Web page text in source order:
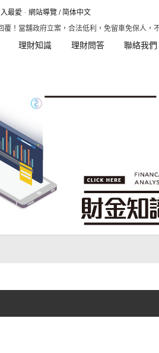
最愛 網站導覽 /简体中文
政府立案，合法低利，免留車免保人，不
理財知識 理財問答 聯絡我們